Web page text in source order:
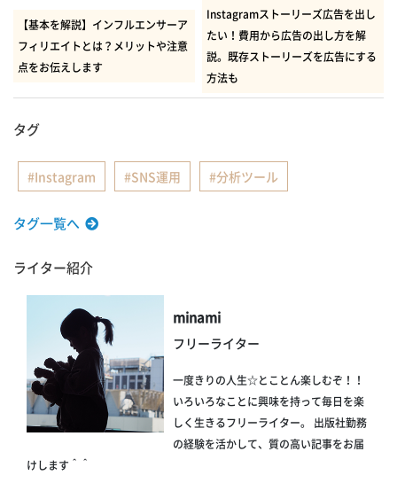
【基本を解説】インフルエンサーア
フィリエイトとは？メリットや注意
点をお伝えします
Instagramストーリーズ広告を出し
たい！費用から広告の出し方を解
説。既存ストーリーズを広告にする
方法も
タグ
Instagram SNS運用 分析ツール
タグ一覧へ
ライター紹介
minami
フリーライター
一度きりの人生☆とことん楽しむぞ！！
いろいろなことに興味を持って毎日を楽
しく生きるフリーライター。 出版社勤務
の経験を活かして、質の高い記事をお届
けします＾＾